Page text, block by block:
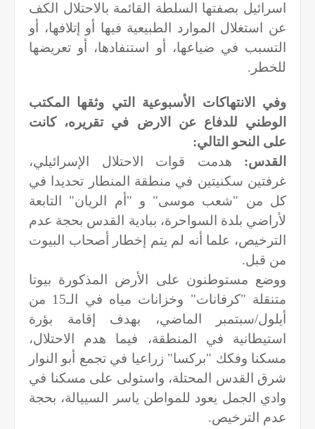
اسرائيل بصفتها السلطة القائمة بالاحتلال الكف
عن استغلال الموارد الطبيعية فيها أو إتلافها، أو
التسبب في ضياعها، أو استنفادها، أو تعريضها
للخطر.
وفي الانتهاكات الأسبوعية التي وثقها المكتب
الوطني للدفاع عن الارض في تقريره، كانت
على النحو التالي:
القدس: هدمت قوات الاحتلال الإسرائيلي،
غرفتين سكنيتين في منطقة المنطار تحديدا في
كل من "شعب موسى" و "أم الريان" التابعة
لأراضي بلدة السواحرة، ببادية القدس بحجة عدم
الترخيص، علما أنه لم يتم إخطار أصحاب البيوت
من قبل.
ووضع مستوطنون على الأرض المذكورة بيوتا
متنقلة "كرفانات" وخزانات مياه في الـ15 من
أيلول/سبتمبر الماضي، بهدف إقامة بؤرة
استيطانية في المنطقة، فيما هدم الاحتلال،
مسكنا وفكك "بركسا" زراعيا في تجمع أبو النوار
شرق القدس المحتلة، واستولى على مسكنا في
وادي الجمل يعود للمواطن ياسر السييالة، بحجة
عدم الترخيص.